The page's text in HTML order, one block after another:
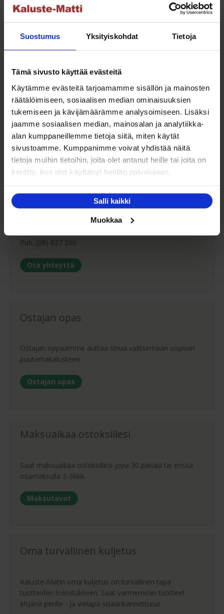
Suostumus Yksityiskohdat Tietoja
Tämä sivusto käyttää evästeitä
Käytämme evästeitä tarjoamamme sisällön ja mainosten
räätälöimiseen, sosiaalisen median ominaisuuksien
tukemiseen ja kävijämäärämme analysoimiseen. Lisäksi
jaamme sosiaalisen median, mainosalan ja analytiikka-
alan kumppaneillemme tietoja siitä, miten käytät
sivustoamme. Kumppanimme voivat yhdistää näitä
tietoja muihin tietoihin, joita olet antanut heille tai joita on
kerätty, kun olet käyttänyt heidän palvelujaan.
Salli kaikki
Muokkaa
19,00 €.
Ostoskori
Ostoskori on tyhjä.
Asiakaspalvelu
info@kaluste-matti.fi
Puh. (08) 627 266
Ota yhteyttä
Ostajan opas
Ostajan oppaamme auttaa sinua valitsemaan sopivan
puutarhakalusteen.
Ostajan opas
Maksuaikaa ostoksillesi
Saat maksuaikaa ostoksillesi jopa 30 päivää tai erissä
osamaksulla 3-36kk.
Maksutavat
Oma turvallinen kuljetus
Kaluste-Matin oma kuljetus on turvallinen tapa
tuotteiden toimitukseen. Saat varmemmin tuotteet
ehjänä perille - ja vieläpä sisäänkannettuna!